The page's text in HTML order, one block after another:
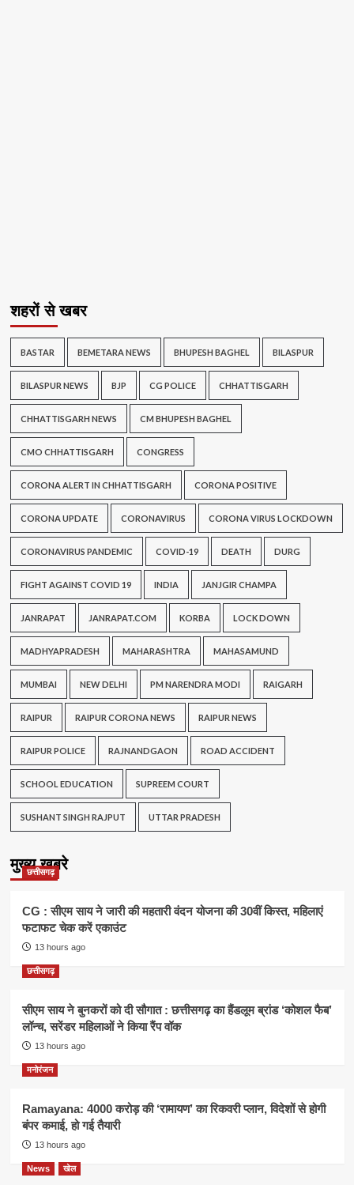
शहरों से खबर
BASTAR BEMETARA NEWS BHUPESH BAGHEL BILASPUR
BILASPUR NEWS BJP CG POLICE CHHATTISGARH
CHHATTISGARH NEWS CM BHUPESH BAGHEL
CMO CHHATTISGARH CONGRESS
CORONA ALERT IN CHHATTISGARH CORONA POSITIVE
CORONA UPDATE CORONAVIRUS CORONA VIRUS LOCKDOWN
CORONAVIRUS PANDEMIC COVID-19 DEATH DURG
FIGHT AGAINST COVID 19 INDIA JANJGIR CHAMPA
JANRAPAT JANRAPAT.COM KORBA LOCK DOWN
MADHYAPRADESH MAHARASHTRA MAHASAMUND
MUMBAI NEW DELHI PM NARENDRA MODI RAIGARH
RAIPUR RAIPUR CORONA NEWS RAIPUR NEWS
RAIPUR POLICE RAJNANDGAON ROAD ACCIDENT
SCHOOL EDUCATION SUPREEM COURT
SUSHANT SINGH RAJPUT UTTAR PRADESH
मुख्य खबरे
छत्तीसगढ़
CG : सीएम साय ने जारी की महतारी वंदन योजना की 30वीं किस्त, महिलाएं
फटाफट चेक करें एकाउंट
13 hours ago
छत्तीसगढ़
सीएम साय ने बुनकरों को दी सौगात : छत्तीसगढ़ का हैंडलूम ब्रांड ‘कोशल फैब’
लॉन्च, सरेंडर महिलाओं ने किया रैंप वॉक
13 hours ago
मनोरंजन
Ramayana: 4000 करोड़ की ‘रामायण’ का रिकवरी प्लान, विदेशों से होगी
बंपर कमाई, हो गई तैयारी
13 hours ago
News खेल